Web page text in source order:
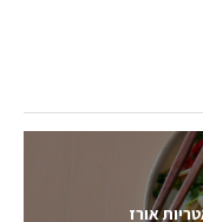
אורז